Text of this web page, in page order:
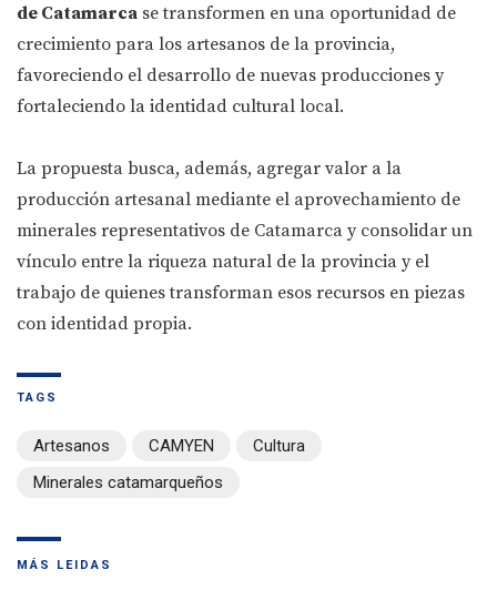
de Catamarca se transformen en una oportunidad de
crecimiento para los artesanos de la provincia,
favoreciendo el desarrollo de nuevas producciones y
fortaleciendo la identidad cultural local.
La propuesta busca, además, agregar valor a la
producción artesanal mediante el aprovechamiento de
minerales representativos de Catamarca y consolidar un
vínculo entre la riqueza natural de la provincia y el
trabajo de quienes transforman esos recursos en piezas
con identidad propia.
TAGS
Artesanos CAMYEN
Cultura
Minerales catamarqueños
MÁS LEIDAS